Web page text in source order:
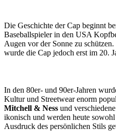
Die Geschichte der Cap beginnt
Baseballspieler in den USA
Augen vor der Sonne zu
wurde die Cap jedoch erst im 20.
In den 80er- und 90er-Jahren
Kultur und Streetwear enorm
Mitchell & Ness und
ikonisch und werden heute
Ausdruck des persönlichen Stils